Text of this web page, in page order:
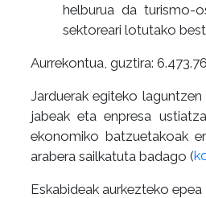
helburua da turismo-
sektoreari lotutako
Aurrekontua, guztira:
Jarduerak egiteko
jabeak eta enpresa
ekonomiko batzuetakoak
arabera sailkatuta badago (
Eskabideak aurkezteko epea